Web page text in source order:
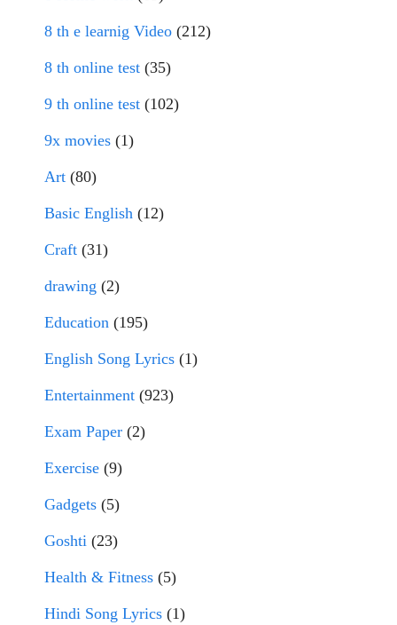
8 th e learnig Video (212)
8 th online test (35)
9 th online test (102)
9x movies (1)
Art (80)
Basic English (12)
Craft (31)
drawing (2)
Education (195)
English Song Lyrics (1)
Entertainment (923)
Exam Paper (2)
Exercise (9)
Gadgets (5)
Goshti (23)
Health & Fitness (5)
Hindi Song Lyrics (1)